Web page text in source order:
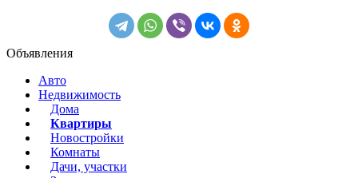
Объявления
Авто
Недвижимость
Дома
Квартиры
Новостройки
Комнаты
Дачи, участки